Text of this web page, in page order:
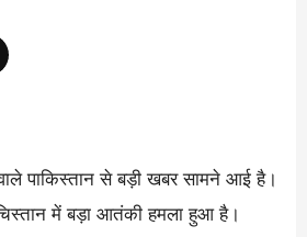
पाकिस्तान से बड़ी खबर सामने आई है।
में बड़ा आतंकी हमला हुआ है।